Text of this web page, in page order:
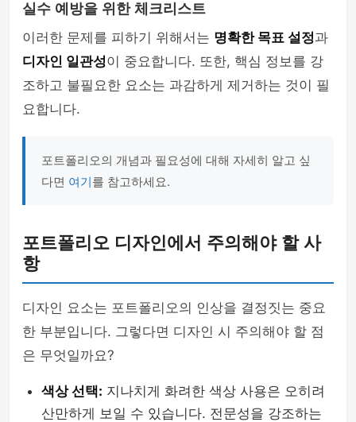
실수 예방을 위한 체크리스트
이러한 문제를 피하기 위해서는 명확한 목표 설정과
디자인 일관성이 중요합니다. 또한, 핵심 정보를 강
조하고 불필요한 요소는 과감하게 제거하는 것이 필
요합니다.
포트폴리오의 개념과 필요성에 대해 자세히 알고 싶
다면 여기를 참고하세요.
포트폴리오 디자인에서 주의해야 할 사
항
디자인 요소는 포트폴리오의 인상을 결정짓는 중요
한 부분입니다. 그렇다면 디자인 시 주의해야 할 점
은 무엇일까요?
색상 선택: 지나치게 화려한 색상 사용은 오히려
산만하게 보일 수 있습니다. 전문성을 강조하는